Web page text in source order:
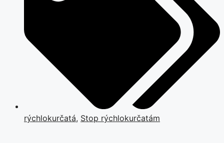
rýchlokurčatá, Stop rýchlokurčatám